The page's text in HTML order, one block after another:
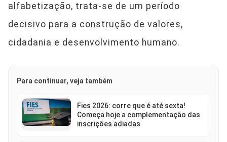
alfabetização, trata-se de um período
decisivo para a construção de valores,
cidadania e desenvolvimento humano.
Para continuar, veja também
Fies 2026: corre que é até sexta!
Começa hoje a complementação das
inscrições adiadas